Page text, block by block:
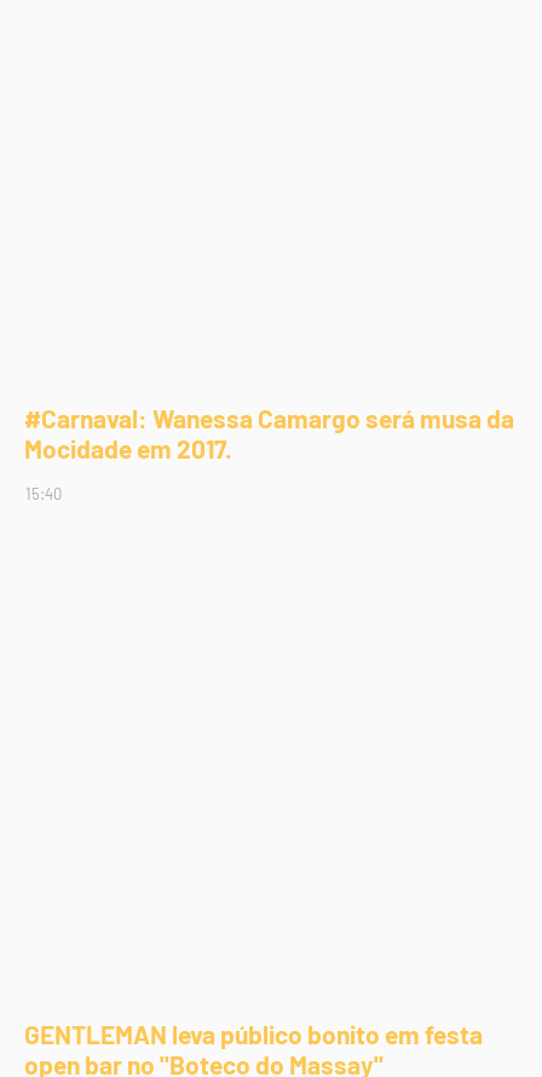
#Carnaval: Wanessa Camargo será musa da
Mocidade em 2017.
15:40
GENTLEMAN leva público bonito em festa
open bar no "Boteco do Massay"